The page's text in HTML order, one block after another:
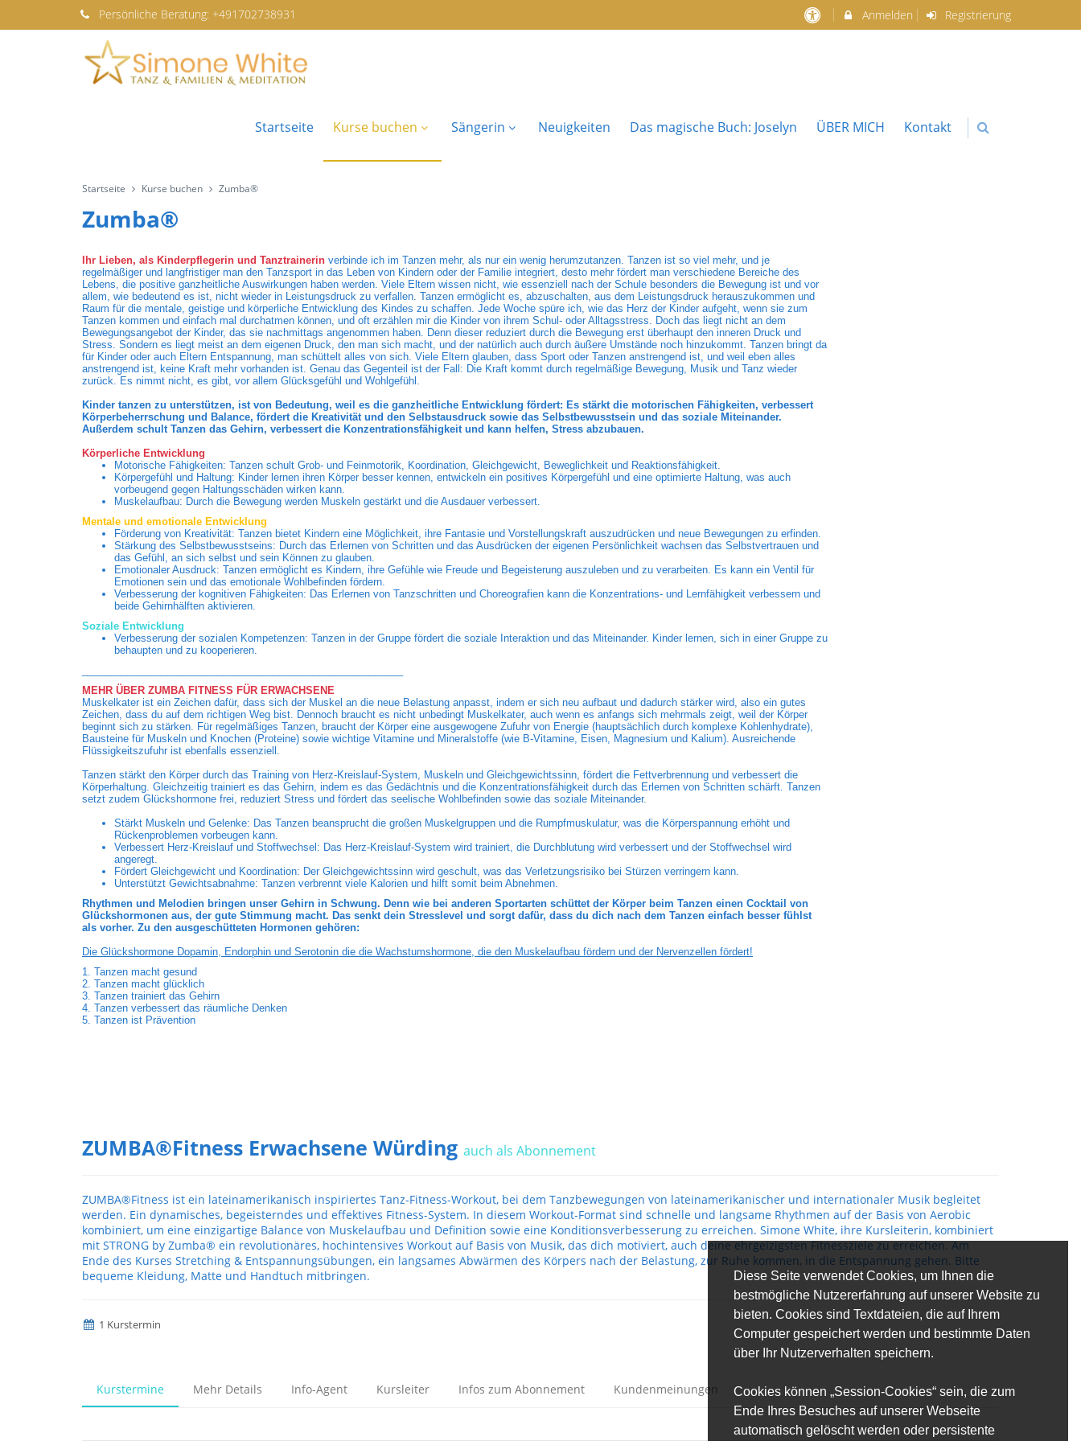
Diese Seite verwendet Cookies, um Ihnen die
bestmögliche Nutzererfahrung auf unserer Website zu
bieten. Cookies sind Textdateien, die auf Ihrem
Computer gespeichert werden und bestimmte Daten
über Ihr Nutzerverhalten speichern.
Cookies können „Session-Cookies“ sein, die zum
Ende Ihres Besuches auf unserer Webseite
automatisch gelöscht werden oder persistente
Persönliche Beratung: +491702738931 Anmelden Registrierung
Startseite Kurse buchen Sängerin Neuigkeiten Das magische Buch: Joselyn ÜBER MICH Kontakt
Startseite Kurse buchen Zumba®
Zumba®
Ihr Lieben, als Kinderpflegerin und Tanztrainerin verbinde ich im Tanzen mehr, als nur ein wenig herumzutanzen. Tanzen ist so viel mehr, und je
regelmäßiger und langfristiger man den Tanzsport in das Leben von Kindern oder der Familie integriert, desto mehr fördert man verschiedene Bereiche des
Lebens, die positive ganzheitliche Auswirkungen haben werden. Viele Eltern wissen nicht, wie essenziell nach der Schule besonders die Bewegung ist und vor
allem, wie bedeutend es ist, nicht wieder in Leistungsdruck zu verfallen. Tanzen ermöglicht es, abzuschalten, aus dem Leistungsdruck herauszukommen und
Raum für die mentale, geistige und körperliche Entwicklung des Kindes zu schaffen. Jede Woche spüre ich, wie das Herz der Kinder aufgeht, wenn sie zum
Tanzen kommen und einfach mal durchatmen können, und oft erzählen mir die Kinder von ihrem Schul- oder Alltagsstress. Doch das liegt nicht an dem
Bewegungsangebot der Kinder, das sie nachmittags angenommen haben. Denn dieser reduziert durch die Bewegung erst überhaupt den inneren Druck und
Stress. Sondern es liegt meist an dem eigenen Druck, den man sich macht, und der natürlich auch durch äußere Umstände noch hinzukommt. Tanzen bringt da
für Kinder oder auch Eltern Entspannung, man schüttelt alles von sich. Viele Eltern glauben, dass Sport oder Tanzen anstrengend ist, und weil eben alles
anstrengend ist, keine Kraft mehr vorhanden ist. Genau das Gegenteil ist der Fall: Die Kraft kommt durch regelmäßige Bewegung, Musik und Tanz wieder
zurück. Es nimmt nicht, es gibt, vor allem Glücksgefühl und Wohlgefühl.
Kinder tanzen zu unterstützen, ist von Bedeutung, weil es die ganzheitliche Entwicklung fördert: Es stärkt die motorischen Fähigkeiten, verbessert
Körperbeherrschung und Balance, fördert die Kreativität und den Selbstausdruck sowie das Selbstbewusstsein und das soziale Miteinander.
Außerdem schult Tanzen das Gehirn, verbessert die Konzentrationsfähigkeit und kann helfen, Stress abzubauen.
Körperliche Entwicklung
Motorische Fähigkeiten: Tanzen schult Grob- und Feinmotorik, Koordination, Gleichgewicht, Beweglichkeit und Reaktionsfähigkeit.
Körpergefühl und Haltung: Kinder lernen ihren Körper besser kennen, entwickeln ein positives Körpergefühl und eine optimierte Haltung, was auch
vorbeugend gegen Haltungsschäden wirken kann.
Muskelaufbau: Durch die Bewegung werden Muskeln gestärkt und die Ausdauer verbessert.
Mentale und emotionale Entwicklung
Förderung von Kreativität: Tanzen bietet Kindern eine Möglichkeit, ihre Fantasie und Vorstellungskraft auszudrücken und neue Bewegungen zu erfinden.
Stärkung des Selbstbewusstseins: Durch das Erlernen von Schritten und das Ausdrücken der eigenen Persönlichkeit wachsen das Selbstvertrauen und
das Gefühl, an sich selbst und sein Können zu glauben.
Emotionaler Ausdruck: Tanzen ermöglicht es Kindern, ihre Gefühle wie Freude und Begeisterung auszuleben und zu verarbeiten. Es kann ein Ventil für
Emotionen sein und das emotionale Wohlbefinden fördern.
Verbesserung der kognitiven Fähigkeiten: Das Erlernen von Tanzschritten und Choreografien kann die Konzentrations- und Lernfähigkeit verbessern und
beide Gehirnhälften aktivieren.
Soziale Entwicklung
Verbesserung der sozialen Kompetenzen: Tanzen in der Gruppe fördert die soziale Interaktion und das Miteinander. Kinder lernen, sich in einer Gruppe zu
behaupten und zu kooperieren.
MEHR ÜBER ZUMBA FITNESS FÜR ERWACHSENE
Muskelkater ist ein Zeichen dafür, dass sich der Muskel an die neue Belastung anpasst, indem er sich neu aufbaut und dadurch stärker wird, also ein gutes
Zeichen, dass du auf dem richtigen Weg bist. Dennoch braucht es nicht unbedingt Muskelkater, auch wenn es anfangs sich mehrmals zeigt, weil der Körper
beginnt sich zu stärken. Für regelmäßiges Tanzen, braucht der Körper eine ausgewogene Zufuhr von Energie (hauptsächlich durch komplexe Kohlenhydrate),
Bausteine für Muskeln und Knochen (Proteine) sowie wichtige Vitamine und Mineralstoffe (wie B-Vitamine, Eisen, Magnesium und Kalium). Ausreichende
Flüssigkeitszufuhr ist ebenfalls essenziell.
Tanzen stärkt den Körper durch das Training von Herz-Kreislauf-System, Muskeln und Gleichgewichtssinn, fördert die Fettverbrennung und verbessert die
Körperhaltung. Gleichzeitig trainiert es das Gehirn, indem es das Gedächtnis und die Konzentrationsfähigkeit durch das Erlernen von Schritten schärft. Tanzen
setzt zudem Glückshormone frei, reduziert Stress und fördert das seelische Wohlbefinden sowie das soziale Miteinander.
Stärkt Muskeln und Gelenke: Das Tanzen beansprucht die großen Muskelgruppen und die Rumpfmuskulatur, was die Körperspannung erhöht und
Rückenproblemen vorbeugen kann.
Verbessert Herz-Kreislauf und Stoffwechsel: Das Herz-Kreislauf-System wird trainiert, die Durchblutung wird verbessert und der Stoffwechsel wird
angeregt.
Fördert Gleichgewicht und Koordination: Der Gleichgewichtssinn wird geschult, was das Verletzungsrisiko bei Stürzen verringern kann.
Unterstützt Gewichtsabnahme: Tanzen verbrennt viele Kalorien und hilft somit beim Abnehmen.
Rhythmen und Melodien bringen unser Gehirn in Schwung. Denn wie bei anderen Sportarten schüttet der Körper beim Tanzen einen Cocktail von
Glückshormonen aus, der gute Stimmung macht. Das senkt dein Stresslevel und sorgt dafür, dass du dich nach dem Tanzen einfach besser fühlst
als vorher. Zu den ausgeschütteten Hormonen gehören:
Die Glückshormone Dopamin, Endorphin und Serotonin die die Wachstumshormone, die den Muskelaufbau fördern und der Nervenzellen fördert!
1. Tanzen macht gesund
2. Tanzen macht glücklich
3. Tanzen trainiert das Gehirn
4. Tanzen verbessert das räumliche Denken
5. Tanzen ist Prävention
ZUMBA®Fitness Erwachsene Würding auch als Abonnement
ZUMBA®Fitness ist ein lateinamerikanisch inspiriertes Tanz-Fitness-Workout, bei dem Tanzbewegungen von lateinamerikanischer und internationaler Musik begleitet
werden. Ein dynamisches, begeisterndes und effektives Fitness-System. In diesem Workout-Format sind schnelle und langsame Rhythmen auf der Basis von Aerobic
kombiniert, um eine einzigartige Balance von Muskelaufbau und Definition sowie eine Konditionsverbesserung zu erreichen. Simone White, ihre Kursleiterin, kombiniert
mit STRONG by Zumba® ein revolutionäres, hochintensives Workout auf Basis von Musik, das dich motiviert, auch deine ehrgeizigsten Fitnessziele zu erreichen. Am
Ende des Kurses Stretching & Entspannungsübungen, ein langsames Abwärmen des Körpers nach der Belastung, zur Ruhe kommen, in die Entspannung gehen. Bitte
bequeme Kleidung, Matte und Handtuch mitbringen.
1 Kurstermin
Kurstermine Mehr Details Info-Agent Kursleiter Infos zum Abonnement Kundenmeinungen